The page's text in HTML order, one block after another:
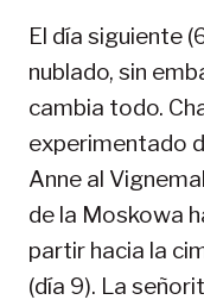
El día siguiente
nublado, sin
cambia todo.
experimentado
Anne al
de la Moskowa
partir hacia la
(día 9). La